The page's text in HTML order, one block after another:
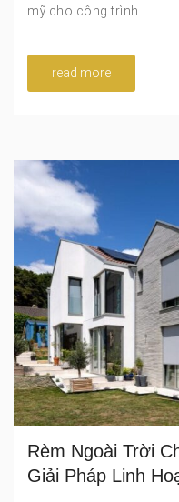
mỹ cho công trình.
read more
Rèm Ngoài Trời
Giải Pháp Linh